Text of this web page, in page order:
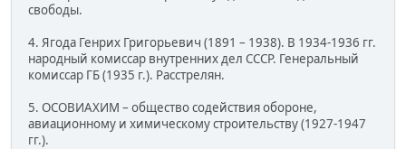
свободы.
4. Ягода Генрих Григорьевич (1891 – 1938). В 1934-1936 гг.
народный комиссар внутренних дел СССР. Генеральный
комиссар ГБ (1935 г.). Расстрелян.
5. ОСОВИАХИМ – общество содействия обороне,
авиационному и химическому строительству (1927-1947
гг.).